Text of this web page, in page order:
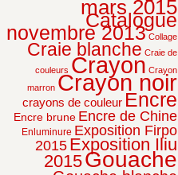
mars 2015
Catalogue
novembre 2013 Collage
Craie blanche Craie de
couleurs Crayon Crayon
marron Crayon noir
crayons de couleur Encre
Encre brune Encre de Chine
Enluminure Exposition Firpo
2015 Exposition Iliu
2015Gouache